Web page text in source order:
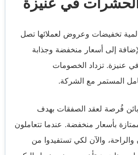
تخفيضات وعروض لعملائها تصل
من 50٪، بالإضافة إلى أسعار منخفضة وجذابة
عنيزة. تزداد الخصومات
المستمر مع الشركة.
فُرصة لعقد الصفقات بهدف
بأسعار منخفضة. عندما تتعاملون
والراحة، والآن لكي تستفيدوا من